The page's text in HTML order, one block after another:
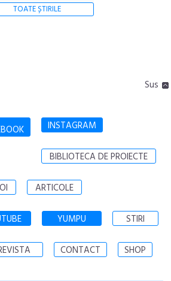
TOATE ȘTIRILE
Sus
INSTAGRAM
BIBLIOTECA DE PROIECTE
ARTICOLE
YUMPU STIRI
CONTACT SHOP